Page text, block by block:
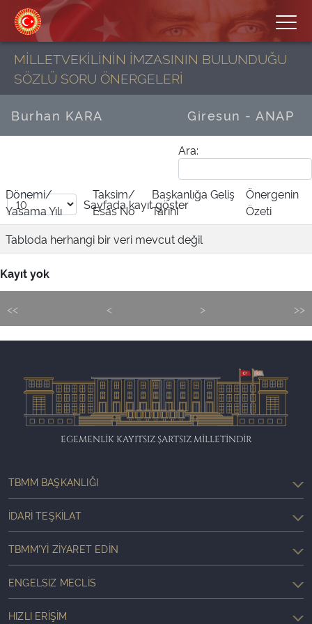
MİLLETVEKİLİNİN İMZASININ BULUNDUĞU
SÖZLÜ SORU ÖNERGELERİ
Burhan KARA Giresun - ANAP
Ara:
Sayfadakayıt göster
Dönemi/
Yasama Yılı
Taksim/
Esas No
Başkanlığa Geliş
Tarihi
Önergenin
Özeti
Tabloda herhangi bir veri mevcut değil
Kayıt yok
<< < > >>
EGEMENLİK KAYITSIZ ŞARTSIZ MİLLETİNDİR
TBMM BAŞKANLIĞI
İDARI TEŞKILAT
TBMM'YI ZIYARET EDIN
ENGELSIZ MECLIS
HIZLI ERIŞIM